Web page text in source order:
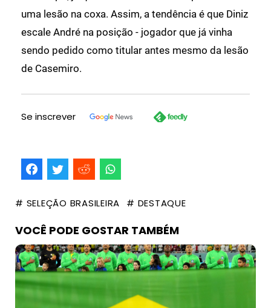
uma lesão na coxa. Assim, a tendência é que Diniz
escale André na posição - jogador que já vinha
sendo pedido como titular antes mesmo da lesão
de Casemiro.
Se inscrever
# SELEÇÃO BRASILEIRA # DESTAQUE
VOCÊ PODE GOSTAR TAMBÉM